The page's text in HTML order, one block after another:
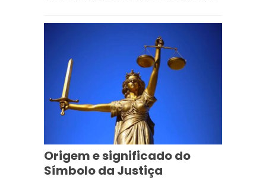
Origem e significado do
Símbolo da Justiça